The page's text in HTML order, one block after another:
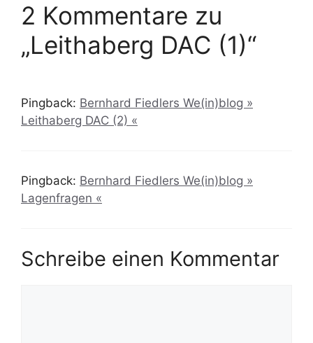
2 Kommentare zu
„Leithaberg DAC (1)“
Pingback: Bernhard Fiedlers We(in)blog »
Leithaberg DAC (2) «
Pingback: Bernhard Fiedlers We(in)blog »
Lagenfragen «
Schreibe einen Kommentar